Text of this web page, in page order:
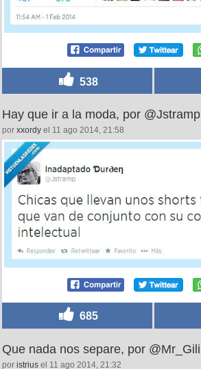
538
Hay que ir a la moda, por @Jstramp
por xxordy el 11 ago 2014, 21:58
685
Que nada nos separe, por @Mr_Gili
por istrius el 11 ago 2014, 21:32